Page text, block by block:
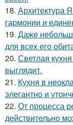
18. Архитектура
гармонии и
19. Даже
для всех его
20. Светлая
выглядит.
21. Кухня в
элегантно и
22. От процесса
действительно